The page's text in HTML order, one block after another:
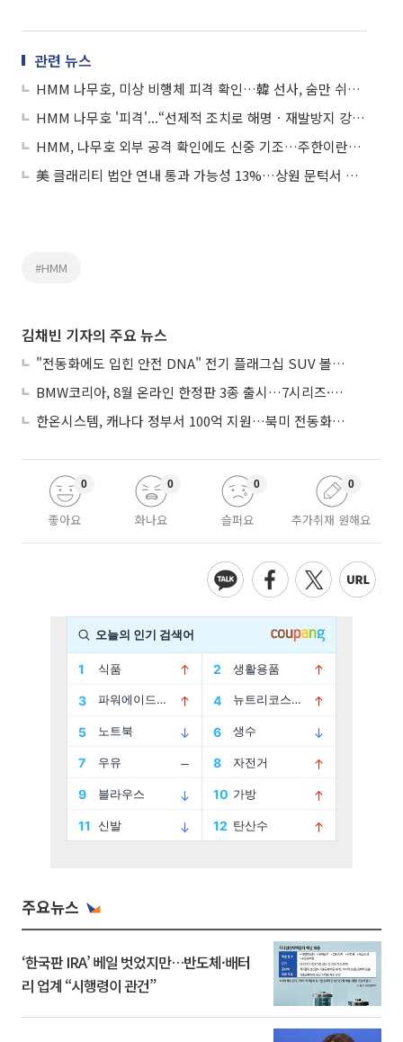
관련 뉴스
HMM 나무호, 미상 비행체 피격 확인…韓 선사, 숨만 쉬어도 하루 5억 손실
HMM 나무호 '피격'...“선제적 조치로 해명ㆍ재발방지 강력 요구해야”
HMM, 나무호 외부 공격 확인에도 신중 기조…주한이란대사도 침묵
美 클래리티 법안 연내 통과 가능성 13%…상원 문턱서 제동
#HMM
김채빈 기자의 주요 뉴스
"전동화에도 입힌 안전 DNA" 전기 플래그십 SUV 볼보 'EX90'
BMW코리아, 8월 온라인 한정판 3종 출시…7시리즈·X7·M340i 투어링
한온시스템, 캐나다 정부서 100억 지원…북미 전동화 시장 가속
좋아요
0
화나요
0
슬퍼요
0
추가취재 원해요
0
주요뉴스
‘한국판 IRA’ 베일 벗었지만…반도체·배터
리 업계 “시행령이 관건”